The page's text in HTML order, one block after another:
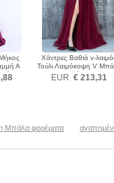
Α
Χάντρες Βαθιά v-
Τούλι Λαιμόκοψη V
φορέματα
EUR € 213,31
Μπάλα φορέματα